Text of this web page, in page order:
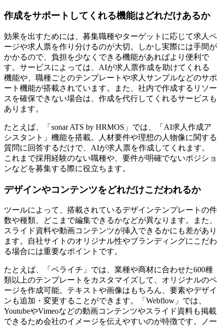
作成をサポートしてくれる機能はどれだけあるか
効果を出すためには、募集職種やターゲットに応じて求人ペ
ージや求人票を作り分けるのが大切。しかし実際には手間が
かかるので、負担を少なくできる機能があればより便利で
す。サービスによっては、AIが求人票作成を助けてくれる
機能や、職種ごとのテンプレートや求人サンプルなどのサポ
ート機能が搭載されています。また、社内で作成するリソー
スを確保できない場合は、作成を代行してくれるサービスも
あります。
たとえば、「sonar ATS by HRMOS」では、「AI求人作成ア
シスタント」機能を搭載。人材要件や理想の人物像に関する
質問に回答するだけで、AIが求人票を作成してくれます。
これまで採用経験のない職種や、要件が明確でないポジショ
ンなどを募集する際に役立ちます。
デザインやコンテンツをどれだけこだわれるか
ツールによって、搭載されているデザインテンプレートの件
数や種類、どこまで編集できるかなどが異なります。また、
スライド資料や動画コンテンツが挿入できるかにも差があり
ます。自社サイトのオリジナル性やブランディングにこだわ
る場合には重要なポイントです。
たとえば、「ペライチ」では、業種や商材に合わせた600種
類以上のテンプレートをカスタマイズして、オリジナルのペ
ージを作成可能。テキストや画像はもちろん、要素やデザイ
ンも追加・変更することができます。「Webflow」では、
YoutubeやVimeoなどの動画コンテンツやスライド資料も掲載
できるため会社のイメージを伝えやすいのが特徴です。ノー